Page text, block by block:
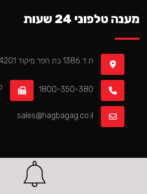
מענה טלפוני 24 שעות
ת.ד 1386 בת חפר מיקוד 4284201 פריסה ארצית
1800-350-380
sales@hagbagag.co.il